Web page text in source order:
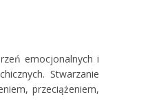
emocjonalnych i
Stwarzanie
przeciążeniem,